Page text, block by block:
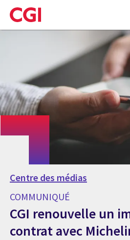
Skip
to
main
Centre des médias
COMMUNIQUÉ
CGI renouvelle un
contrat avec